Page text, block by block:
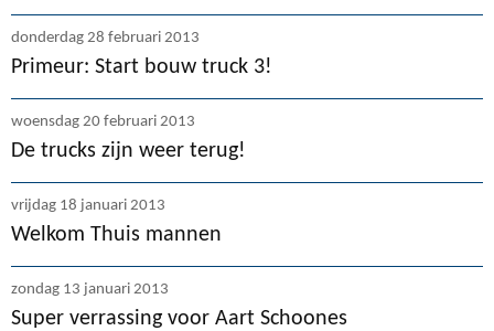
donderdag 28 februari 2013
Primeur: Start bouw truck 3!
woensdag 20 februari 2013
De trucks zijn weer terug!
vrijdag 18 januari 2013
Welkom Thuis mannen
zondag 13 januari 2013
Super verrassing voor Aart Schoones